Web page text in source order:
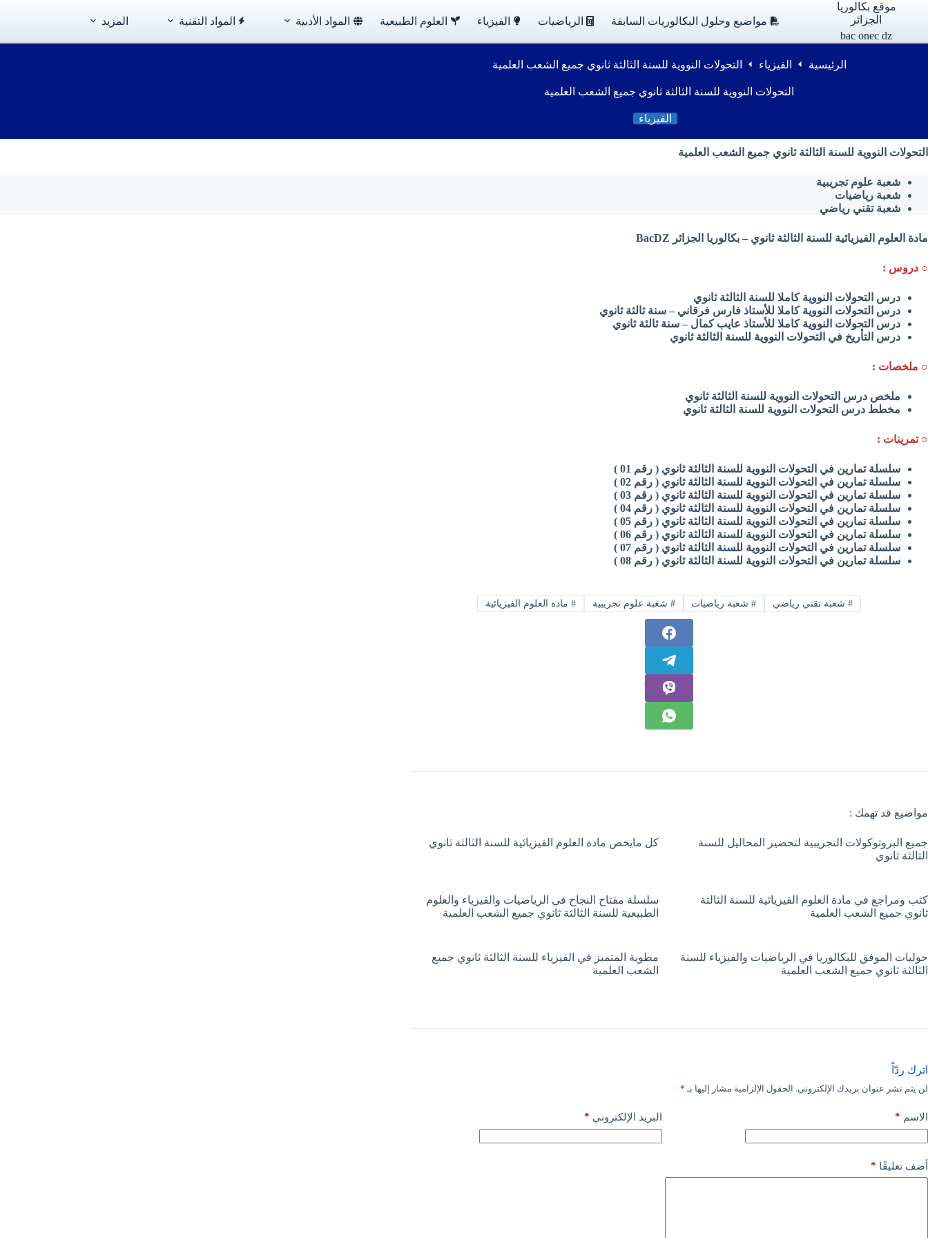
موقع بكالوريا
الجزائر
bac onec dz
مواضيع وحلول البكالوريات السابقة الرياضيات الفيزياء العلوم الطبيعية المواد الأدبية المواد التقنية المزيد
الرئيسية الفيزياء التحولات النووية للسنة الثالثة ثانوي جميع الشعب العلمية
التحولات النووية للسنة الثالثة ثانوي جميع الشعب العلمية
الفيزياء
التحولات النووية للسنة الثالثة ثانوي جميع الشعب العلمية
شعبة علوم تجريبية
شعبة رياضيات
شعبة تقني رياضي
مادة العلوم الفيزيائية للسنة الثالثة ثانوي – بكالوريا الجزائر BacDZ
○ دروس :
درس التحولات النووية كاملا للسنة الثالثة ثانوي
درس التحولات النووية كاملا للأستاذ فارس فرقاني – سنة ثالثة ثانوي
درس التحولات النووية كاملا للأستاذ عايب كمال – سنة ثالثة ثانوي
درس التأريخ في التحولات النووية للسنة الثالثة ثانوي
○ ملخصات :
ملخص درس التحولات النووية للسنة الثالثة ثانوي
مخطط درس التحولات النووية للسنة الثالثة ثانوي
○ تمرينات :
سلسلة تمارين في التحولات النووية للسنة الثالثة ثانوي ( رقم 01 )
سلسلة تمارين في التحولات النووية للسنة الثالثة ثانوي ( رقم 02 )
سلسلة تمارين في التحولات النووية للسنة الثالثة ثانوي ( رقم 03 )
سلسلة تمارين في التحولات النووية للسنة الثالثة ثانوي ( رقم 04 )
سلسلة تمارين في التحولات النووية للسنة الثالثة ثانوي ( رقم 05 )
سلسلة تمارين في التحولات النووية للسنة الثالثة ثانوي ( رقم 06 )
سلسلة تمارين في التحولات النووية للسنة الثالثة ثانوي ( رقم 07 )
سلسلة تمارين في التحولات النووية للسنة الثالثة ثانوي ( رقم 08 )
#شعبة تقني رياضي #شعبة رياضيات # شعبة علوم تجريبية # مادة العلوم الفيزيائية
مواضيع قد تهمك :
جميع البروتوكولات التجريبية لتحضير المحاليل للسنة
الثالثة ثانوي
كل مايخص مادة العلوم الفيزيائية للسنة الثالثة ثانوي
كتب ومراجع في مادة العلوم الفيزيائية للسنة الثالثة
ثانوي جميع الشعب العلمية
سلسلة مفتاح النجاح في الرياضيات والفيزياء والعلوم
الطبيعية للسنة الثالثة ثانوي جميع الشعب العلمية
حوليات الموفق للبكالوريا في الرياضيات والفيزياء للسنة
الثالثة ثانوي جميع الشعب العلمية
مطوية المتميز في الفيزياء للسنة الثالثة ثانوي جميع
الشعب العلمية
اترك ردّاً
لن يتم نشر عنوان بريدك الإلكتروني. الحقول الإلزامية مشار إليها بـ *
الاسم * البريد الإلكتروني *
أضف تعليقًا *